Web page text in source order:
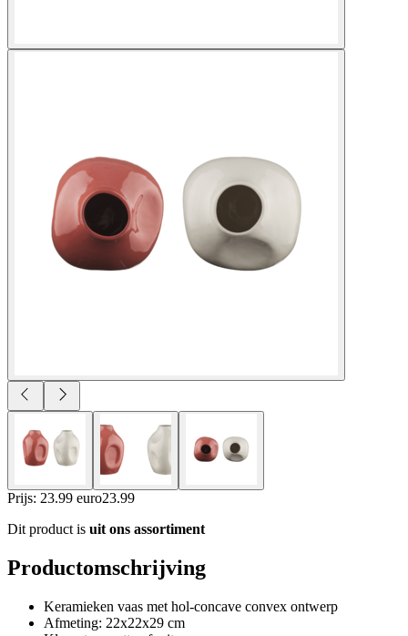
Prijs: 23.99 euro23.99
Dit product is uit ons assortiment
Productomschrijving
Keramieken vaas met hol-concave convex ontwerp
Afmeting: 22x22x29 cm